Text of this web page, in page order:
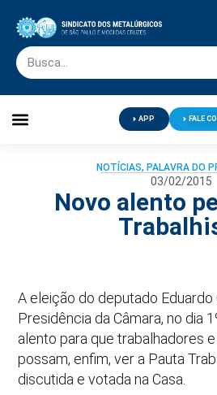
APP FALE
NOTÍCIAS, PALAVRA DO
03/02/2015
Novo alento
A eleição do deputado Eduardo
Presidência da Câmara, no dia
alento para que trabalhadores
possam, enfim, ver a Pauta
discutida e votada na Casa.